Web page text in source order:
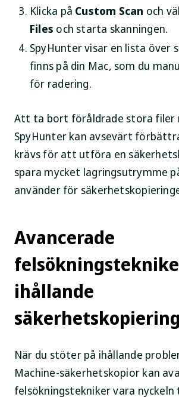
Klicka på Custom Scan och
Files och starta skanningen.
SpyHunter visar en lista över
finns på din Mac, som du
för radering.
Att ta bort föråldrade stora filer
SpyHunter kan avsevärt
krävs för att utföra en
spara mycket lagringsutrymme
använder för
Avancerade
ihållande
När du stöter på ihållande
Machine-säkerhetskopior kan
felsökningstekniker vara